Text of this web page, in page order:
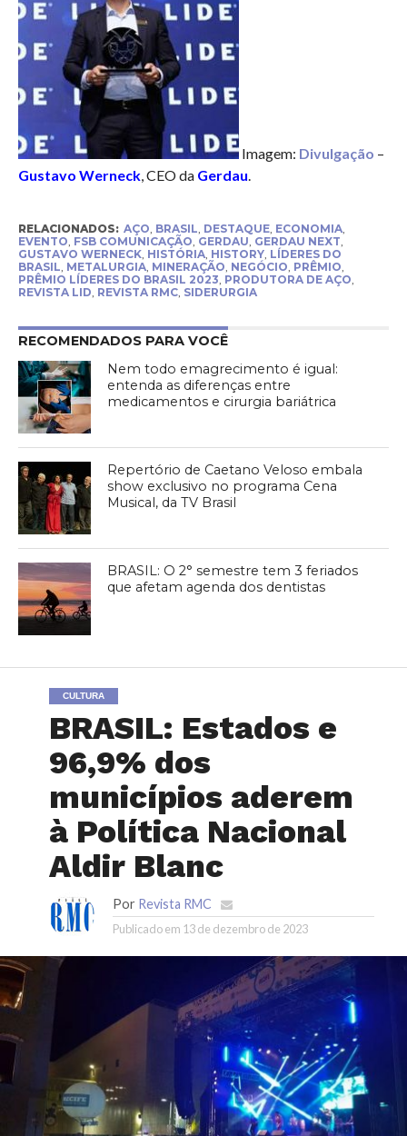
Imagem: Divulgação –
Gustavo Werneck, CEO da Gerdau
RELACIONADOS: AÇO BRASIL DESTAQUE, ECONOMIA,
EVENTO FSB COMUNICAÇÃO GERDAU GERDAU NEXT
GUSTAVO WERNECK, HISTÓRIA, HISTORY, LÍDERES DO
BRASIL METALURGIA, MINERAÇÃO NEGÓCIO PRÊMIO
PRÊMIO LÍDERES DO BRASIL 2023 PRODUTORA DE AÇO
REVISTA LID REVISTA RMC, SIDERURGIA
RECOMENDADOS PARA VOCÊ
Nem todo emagrecimento é igual:
entenda as diferenças entre
medicamentos e cirurgia bariátrica
Repertório de Caetano Veloso embala
show exclusivo no programa Cena
Musical, da TV Brasil
BRASIL: O 2° semestre tem 3 feriados
que afetam agenda dos dentistas
CULTURA
BRASIL: Estados e
96,9% dos
municípios aderem
à Política Nacional
Aldir Blanc
Por Revista RMC
Publicado em 13 de dezembro de 2023